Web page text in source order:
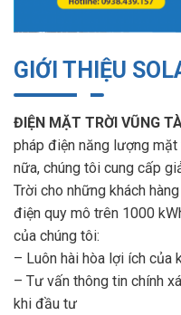
GIỚI THIỆU
ĐIỆN MẶT TRỜI VŨNG
pháp điện năng lượng
nữa, chúng tôi cung cấp
Trời cho những khách
điện quy mô trên 1000
của chúng tôi:
– Luôn hài hòa lợi ích của
– Tư vấn thông tin chính
khi đầu tư